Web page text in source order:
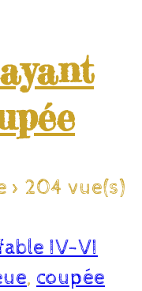
> 204 vue(s)
IV-VI
, coupée